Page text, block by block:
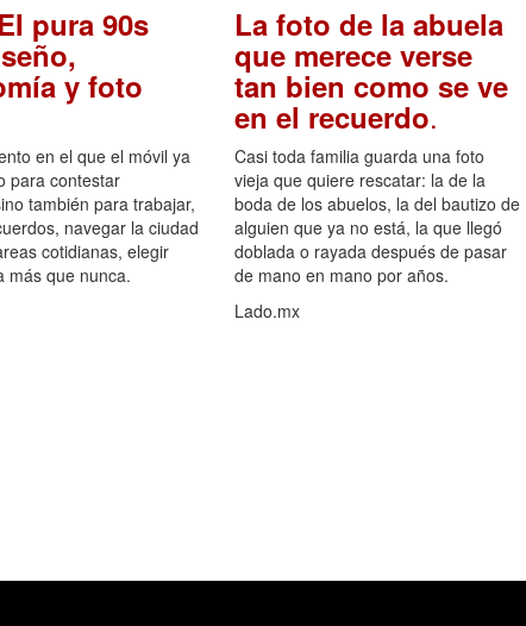
pura 90s
y foto
en el que el móvil ya
para contestar
también para trabajar,
navegar la ciudad
cotidianas, elegir
más que nunca.
La foto de la abuela
que merece verse
tan bien como se ve
en el recuerdo.
Casi toda familia guarda una foto
vieja que quiere rescatar: la de la
boda de los abuelos, la del bautizo de
alguien que ya no está, la que llegó
doblada o rayada después de pasar
de mano en mano por años.
Lado.mx